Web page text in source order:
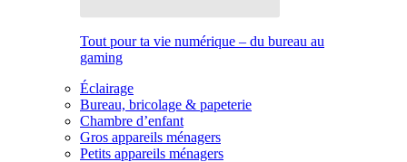
Tout pour ta vie numérique – du bureau au
gaming
Éclairage
Bureau, bricolage & papeterie
Chambre d’enfant
Gros appareils ménagers
Petits appareils ménagers